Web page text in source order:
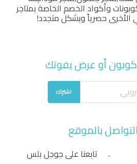
وأكواد الخصم الخاصة بمتاجر
الأخرى حصرياً وبشكل متجدد!
أو عرض يفوتك
اشتراك
بالموقع
تابعنا على جوجل بلس